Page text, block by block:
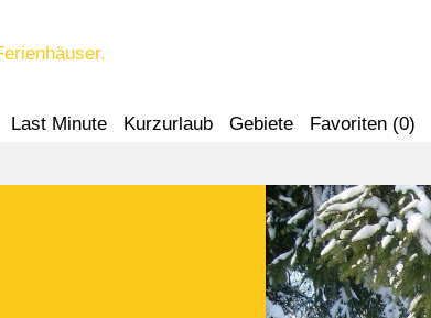
Last Minute Kurzurlaub Gebiete Favoriten (0)